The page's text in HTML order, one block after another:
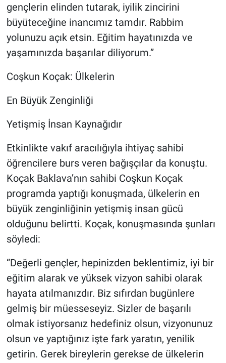
gençlerin elinden tutarak, iyilik zincirini
büyüteceğine inancımız tamdır. Rabbim
yolunuzu açık etsin. Eğitim hayatınızda ve
yaşamınızda başarılar diliyorum.”
Coşkun Koçak: Ülkelerin
En Büyük Zenginliği
Yetişmiş İnsan Kaynağıdır
Etkinlikte vakıf aracılığıyla ihtiyaç sahibi
öğrencilere burs veren bağışçılar da konuştu.
Koçak Baklava’nın sahibi Coşkun Koçak
programda yaptığı konuşmada, ülkelerin en
büyük zenginliğinin yetişmiş insan gücü
olduğunu belirtti. Koçak, konuşmasında şunları
söyledi:
“Değerli gençler, hepinizden beklentimiz, iyi bir
eğitim alarak ve yüksek vizyon sahibi olarak
hayata atılmanızdır. Biz sıfırdan bugünlere
gelmiş bir müesseseyiz. Sizler de başarılı
olmak istiyorsanız hedefiniz olsun, vizyonunuz
olsun ve yaptığınız işte fark yaratın, yenilik
getirin. Gerek bireylerin gerekse de ülkelerin